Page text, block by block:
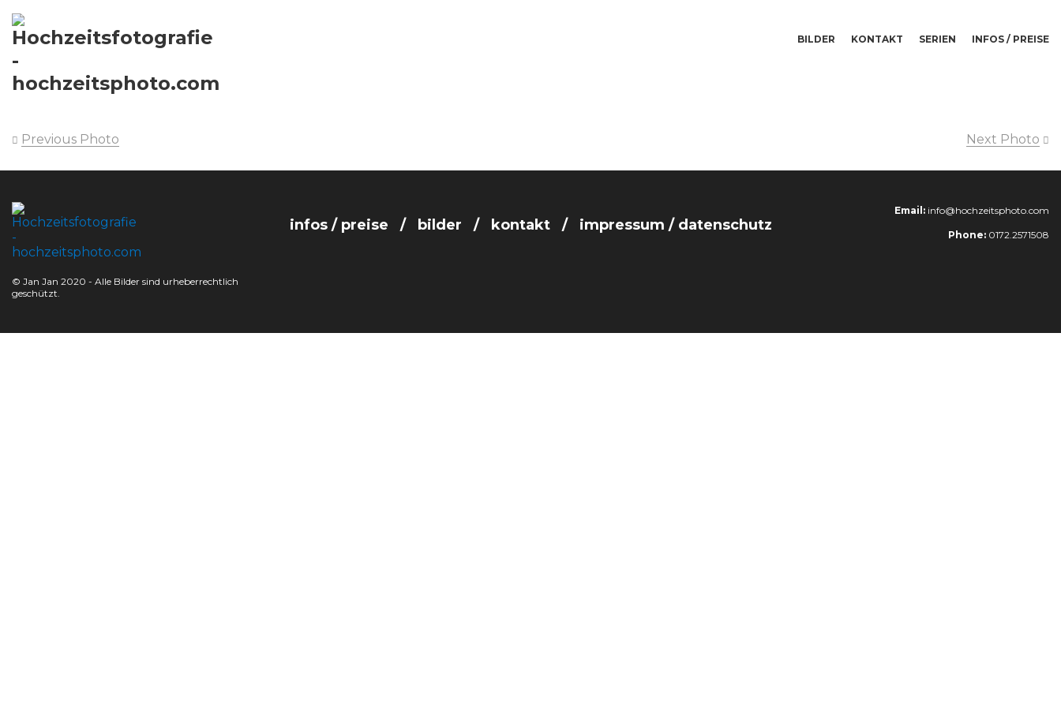
BILDER KONTAKT SERIEN INFOS / PREISE
Previous Photo Next Photo
© Jan Jan 2020 - Alle Bilder sind urheberrechtlich
geschützt.
infos / preise bilder kontakt impressum / datenschutz
Email: info@hochzeitsphoto.com
Phone: 0172.2571508